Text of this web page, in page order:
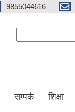
9855044616
सम्पर्क शिक्षा